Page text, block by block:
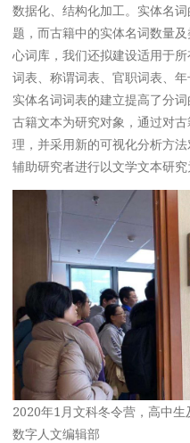
数据化、结构化加工。实体名
题，而古籍中的实体名词数量
心词库，我们还拟建设适用于
词表、称谓词表、官职词表、
实体名词词表的建立提高了分
古籍文本为研究对象，通过对
理，并采用新的可视化分析方
辅助研究者进行以文学文本研
2020年1月文科冬令营，高中
数字人文编辑部